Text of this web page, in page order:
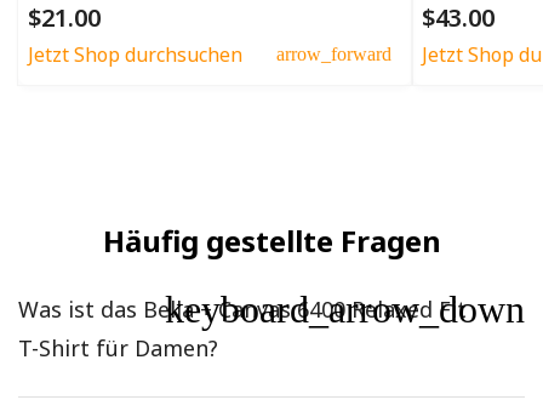
$21.00
Jetzt Shop durchsuchen arrow_forward
$43.00
Jetzt Shop
Häufig gestellte Fragen
Was ist das Bella + Canvas 6400 Relaxed Fit
T-Shirt für Damen?
keyboard_arrow_down